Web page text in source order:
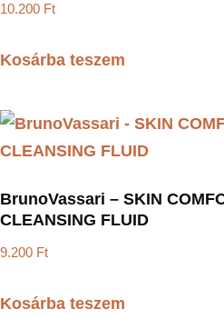
10.200 Ft
Kosárba teszem
BrunoVassari – SKIN
CLEANSING FLUID
9.200 Ft
Kosárba teszem